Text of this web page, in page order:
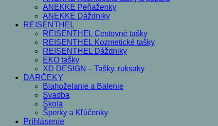
ANEKKE Peňaženky
ANEKKE Dáždniky
REISENTHEL
REISENTHEL Cestovné tašky
REISENTHEL Kozmetické tašky
REISENTHEL Dáždniky
EKO tašky
XD DESIGN – Tašky, ruksaky
DARČEKY
Blahoželanie a Balenie
Svadba
Škola
Šperky a Kľúčenky
Prihlásenie